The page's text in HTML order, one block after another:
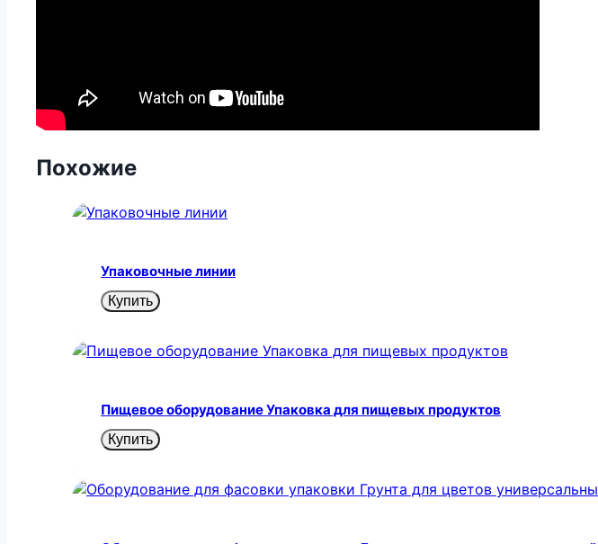
Похожие
Упаковочные линии
Купить
Пищевое оборудование Упаковка для пищевых продуктов
Купить